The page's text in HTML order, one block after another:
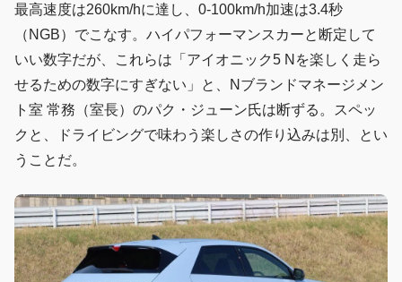
最高速度は260km/hに達し、0-100km/h加速は3.4秒
（NGB）でこなす。ハイパフォーマンスカーと断定して
いい数字だが、これらは「アイオニック5 Nを楽しく走ら
せるための数字にすぎない」と、Nブランドマネージメン
ト室 常務（室長）のパク・ジューン氏は断ずる。スペッ
クと、ドライビングで味わう楽しさの作り込みは別、とい
うことだ。